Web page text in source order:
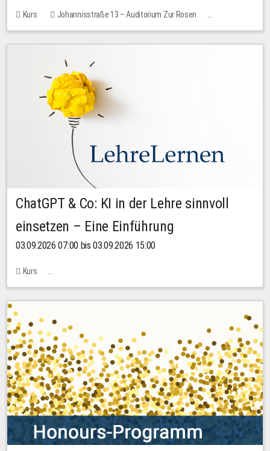
Kurs
Johannisstraße 13 – Auditorium Zur Rosen
Keine freien Plätze
30,00 EUR
ChatGPT & Co: KI in der Lehre sinnvoll
einsetzen – Eine Einführung
03.09.2026 07:00 bis 03.09.2026 15:00
Kurs
Bachstraße 18k - SR 102 (Seminarraum Servicestelle LehreLernen)